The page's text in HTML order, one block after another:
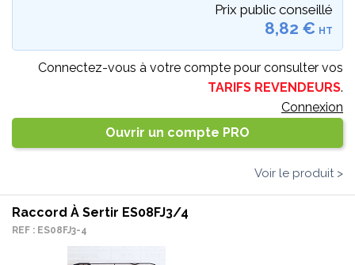
Prix public conseillé
8,82 € HT
Connectez-vous à votre compte pour consulter vos
TARIFS REVENDEURS.
Connexion
Ouvrir un compte PRO
Voir le produit >
Raccord À Sertir ES08FJ3/4
REF : ES08FJ3-4